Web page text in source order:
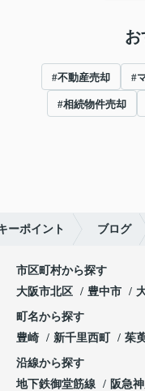
お
#不動産売却 #
#相続物件売却
ーポイント ブログ
市区町村から探す
大阪市北区
豊中市
町名から探す
豊崎
新千里西町 茱
沿線から探す
地下鉄御堂筋線
阪急